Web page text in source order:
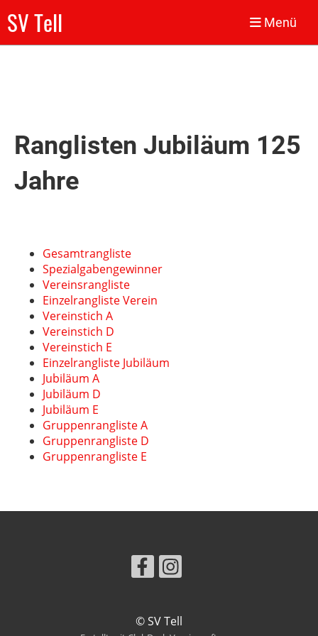
SV Tell Menü
Ranglisten Jubiläum 125
Jahre
Gesamtrangliste
Spezialgabengewinner
Vereinsrangliste
Einzelrangliste Verein
Vereinstich A
Vereinstich D
Vereinstich E
Einzelrangliste Jubiläum
Jubiläum A
Jubiläum D
Jubiläum E
Gruppenrangliste A
Gruppenrangliste D
Gruppenrangliste E
© SV Tell